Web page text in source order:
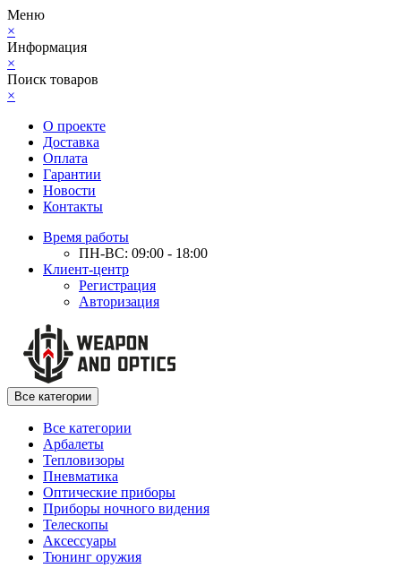
Меню
×
Информация
×
Поиск товаров
×
О проекте
Доставка
Оплата
Гарантии
Новости
Контакты
Время работы
ПН-ВС: 09:00 - 18:00
Клиент-центр
Регистрация
Авторизация
Все категории
Все категории
Арбалеты
Тепловизоры
Пневматика
Оптические приборы
Приборы ночного видения
Телескопы
Аксессуары
Тюнинг оружия